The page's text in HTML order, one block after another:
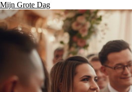
Mijn Grote Dag